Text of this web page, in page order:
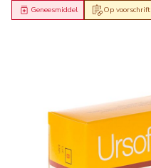
Op voorschrift
Geneesmiddel